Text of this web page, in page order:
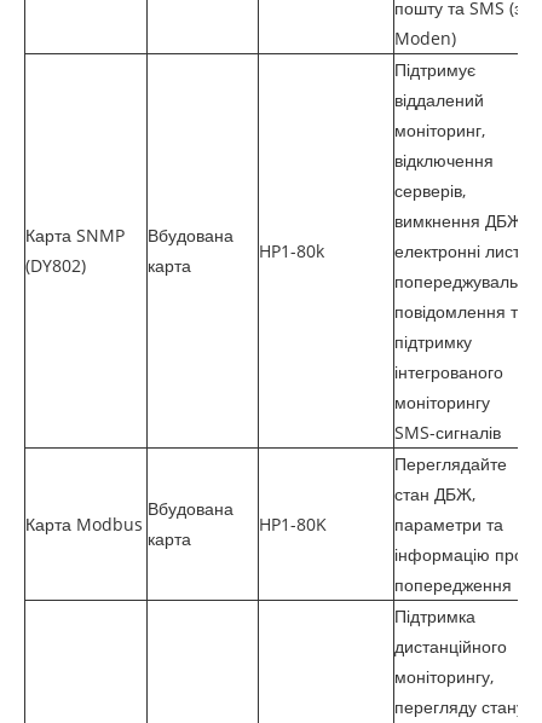
пошту та SMS (з
Moden)
Карта SNMP
(DY802)
Вбудована
карта
HP1-80k
Підтримує
віддалений
моніторинг,
відключення
серверів,
вимкнення ДБЖ,
електронні листи,
попереджувальні
повідомлення та
підтримку
інтегрованого
моніторингу
SMS-сигналів
Карта Modbus
Вбудована
карта
HP1-80K
Переглядайте
стан ДБЖ,
параметри та
інформацію про
попередження
Підтримка
дистанційного
моніторингу,
перегляду стану